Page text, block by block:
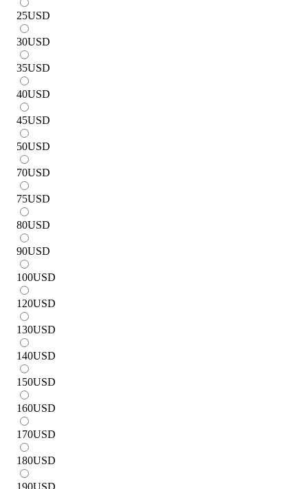
25USD
30USD
35USD
40USD
45USD
50USD
70USD
75USD
80USD
90USD
100USD
120USD
130USD
140USD
150USD
160USD
170USD
180USD
190USD